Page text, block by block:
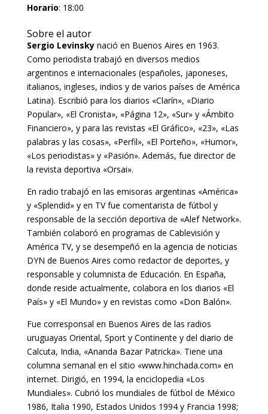
Horario: 18:00
Sobre el autor
Sergio Levinskynació en Buenos Aires en 1963.
Como periodista trabajó en diversos medios
argentinos e internacionales (españoles, japoneses,
italianos, ingleses, indios y de varios países de América
Latina). Escribió para los diarios «Clarín», «Diario
Popular», «El Cronista», «Página 12», «Sur» y «Ámbito
Financiero», y para las revistas «El Gráfico», «23», «Las
palabras y las cosas», «Perfil», «El Porteño», «Humor»,
«Los periodistas» y «Pasión». Además, fue director de
la revista deportiva «Orsai».
En radio trabajó en las emisoras argentinas «América»
y «Splendid» y en TV fue comentarista de fútbol y
responsable de la sección deportiva de «Alef Network».
También colaboró en programas de Cablevisión y
América TV, y se desempeñó en la agencia de noticias
DYN de Buenos Aires como redactor de deportes, y
responsable y columnista de Educación. En España,
donde reside actualmente, colabora en los diarios «El
País» y «El Mundo» y en revistas como «Don Balón».
Fue corresponsal en Buenos Aires de las radios
uruguayas Oriental, Sport y Continente y del diario de
Calcuta, India, «Ananda Bazar Patricka». Tiene una
columna semanal en el sitio «www.hinchada.com» en
internet. Dirigió, en 1994, la enciclopedia «Los
Mundiales». Cubrió los mundiales de fútbol de México
1986, Italia 1990, Estados Unidos 1994 y Francia 1998;